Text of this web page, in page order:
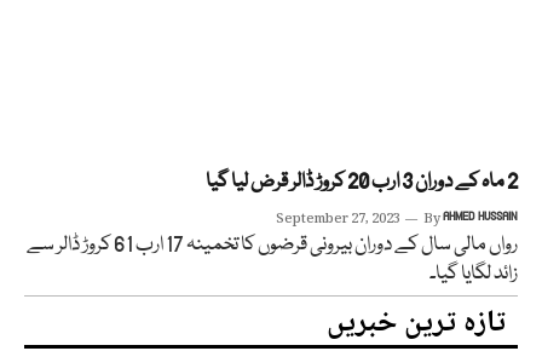
2 ماہ کے دوران 3 ارب 20 کروڑ ڈالر قرض لیا گیا
September 27, 2023 ByAHMED HUSSAIN
رواں مالی سال کے دوران بیرونی قرضوں کا تخمینہ 17 ارب 61 کروڑ ڈالر سے
زائد لگایا گیا۔
تازہ ترین خبریں